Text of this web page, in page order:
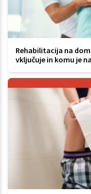
Rehabilitacija na
vključuje in komu je